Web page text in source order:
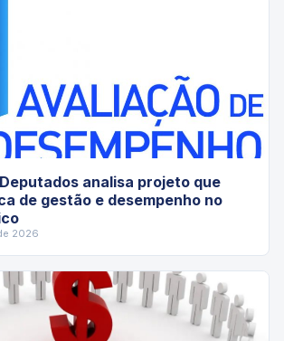
analisa projeto que
de gestão e desempenho no
2026